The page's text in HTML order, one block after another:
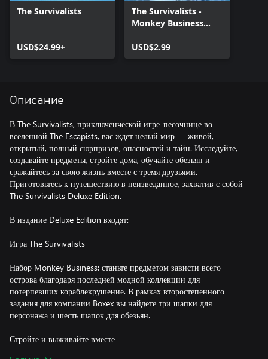
The Survivalists
USD$24.99+
The Survivalists -
Monkey Business
USD$2.99
Описание
В The Survivalists, приключенческой игре-песочнице во
вселенной The Escapists, вас ждет целый мир — живой,
открытый, полный сюрпризов, опасностей и тайн. Исследуйте,
создавайте предметы, стройте дома, обучайте обезьян и
сражайтесь за свою жизнь вместе с тремя друзьями.
Приготовьтесь к путешествию в неизведанное, захватив с собой
The Survivalists Deluxe Edition.
В издание Deluxe Edition входят:
Игра The Survivalists
Набор Monkey Business: станьте предметом зависти всего
острова благодаря последней модной коллекции для
потерпевших кораблекрушение. В рамках второстепенного
задания для компании Boxex вы найдете три шапки для
персонажа и шесть шапок для обезьян.
Стройте и выживайте вместе